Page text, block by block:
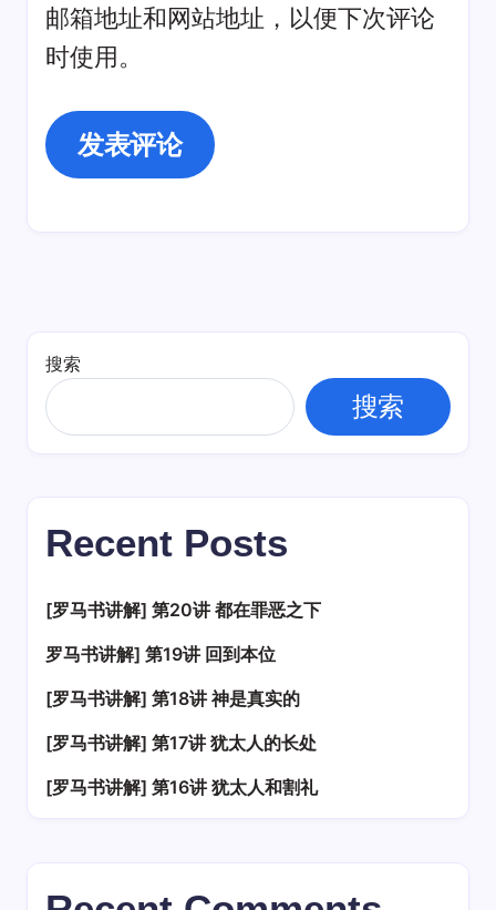
邮箱地址和网站地址，以便下次评论
时使用。
搜索
搜索
Recent Posts
[罗马书讲解] 第20讲 都在罪恶之下
罗马书讲解] 第19讲 回到本位
[罗马书讲解] 第18讲 神是真实的
[罗马书讲解] 第17讲 犹太人的长处
[罗马书讲解] 第16讲 犹太人和割礼